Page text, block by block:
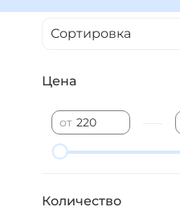
Цена
от
Количество